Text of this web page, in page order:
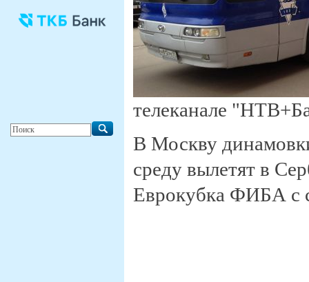
телеканале
В Москву
среду вылетят в
Еврокубка ФИБА с